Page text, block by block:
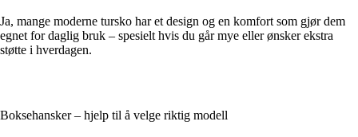
Ja, mange moderne tursko har et design og en komfort som gjør dem
egnet for daglig bruk – spesielt hvis du går mye eller ønsker ekstra
støtte i hverdagen.
Boksehansker – hjelp til å velge riktig modell